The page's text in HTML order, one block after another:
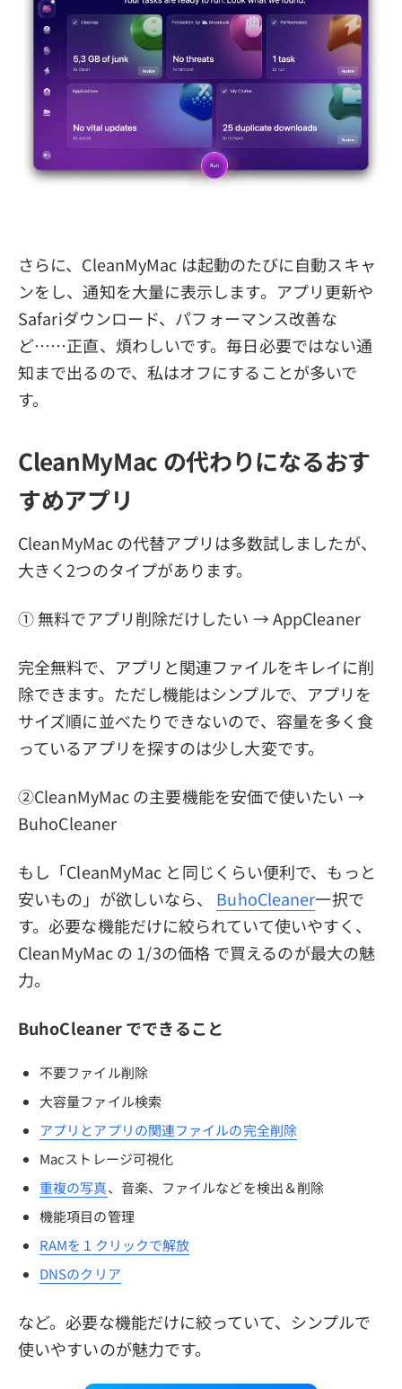
さらに、CleanMyMac は起動のたびに自動スキャ
ンをし、通知を大量に表示します。アプリ更新や
Safariダウンロード、パフォーマンス改善な
ど……正直、煩わしいです。毎日必要ではない通
知まで出るので、私はオフにすることが多いで
す。
CleanMyMac の代わりになるおす
すめアプリ
CleanMyMac の代替アプリは多数試しましたが、
大きく2つのタイプがあります。
① 無料でアプリ削除だけしたい → AppCleaner
完全無料で、アプリと関連ファイルをキレイに削
除できます。ただし機能はシンプルで、アプリを
サイズ順に並べたりできないので、容量を多く食
っているアプリを探すのは少し大変です。
②CleanMyMac の主要機能を安価で使いたい →
BuhoCleaner
もし「CleanMyMac と同じくらい便利で、もっと
安いもの」が欲しいなら、 BuhoCleaner一択で
す。必要な機能だけに絞られていて使いやすく、
CleanMyMac の 1/3の価格 で買えるのが最大の魅
力。
BuhoCleaner でできること
不要ファイル削除
大容量ファイル検索
アプリとアプリの関連ファイルの完全削除
Macストレージ可視化
重複の写真、音楽、ファイルなどを検出＆削除
機能項目の管理
RAMを１クリックで解放
DNSのクリア
など。必要な機能だけに絞っていて、シンプルで
使いやすいのが魅力です。